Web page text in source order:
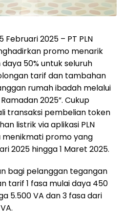
Februari 2025 – PT PLN
promo menarik
50% untuk seluruh
tarif dan tambahan
rumah ibadah melalui
2025”. Cukup
transaksi pembelian token
listrik via aplikasi PLN
menikmati promo yang
2025 hingga 1 Maret 2025.
bagi pelanggan tegangan
tarif 1 fasa mulai daya 450
5.500 VA dan 3 fasa dari